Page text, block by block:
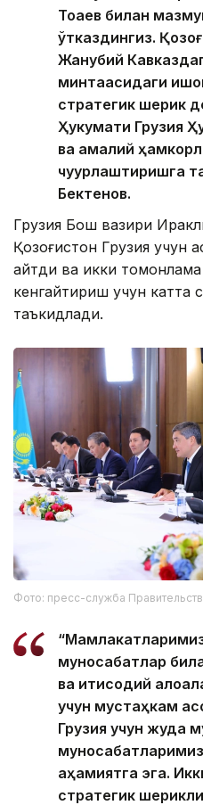
Тоқаев билан
ўтказдингиз.
Жанубий
минтақасидаги
стратегик шерик
Ҳукумати Грузия
ва амалий
чуқурлаштиришга
Бектенов.
Грузия Бош вазири
Қозоғистон Грузия учун
айтди ва икки
кенгайтириш учун катта
таъкидлади.
Фото: пресс-служба
муносабатлар
ва иқтисодий
учун мустаҳкам
Грузия учун жуда
аҳамиятга эга.
стратегик